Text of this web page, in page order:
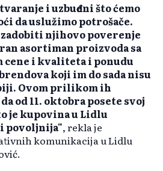
i uzbuđeni što ćemo
da uslužimo potrošače.
zadobiti njihovo poverenje
asortiman proizvoda sa
cene i kvaliteta i ponudu
koji im do sada nisu
Ovom prilikom ih
od 11. oktobra posete svoj
je kupovina u Lidlu
povoljnija", rekla je
komunikacija u Lidlu